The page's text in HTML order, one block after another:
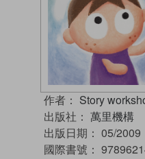
作者： Story
出版社： 萬里機構
出版日期： 05/2009
國際書號：